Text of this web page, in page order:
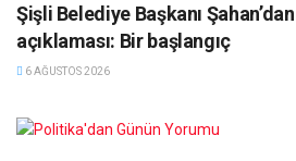
Şişli Belediye Başkanı
açıklaması: Bir başlangıç
6 AĞUSTOS 2026